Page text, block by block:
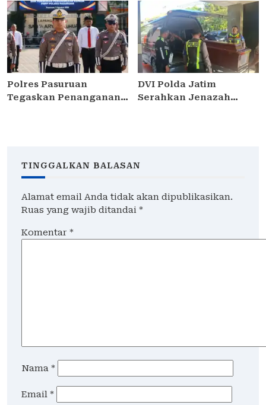
Kedungdung, Dua Pria
Diamankan
Perak Panen Jagung
Pulut Ketan Ungu
Polres Pasuruan
Tegaskan Penanganan
DVI Polda Jatim
Serahkan Jenazah
TINGGALKAN BALASAN
Alamat email Anda tidak akan dipublikasikan.
Ruas yang wajib ditandai *
Komentar *
Nama *
Email *